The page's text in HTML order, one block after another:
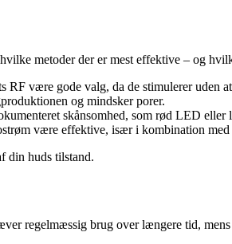
metoder der er mest effektive – og
være gode valg, da de stimulerer uden
og mindsker porer.
skånsomhed, som rød LED eller
være effektive, især i kombination med
din huds tilstand.
regelmæssig brug over længere tid,